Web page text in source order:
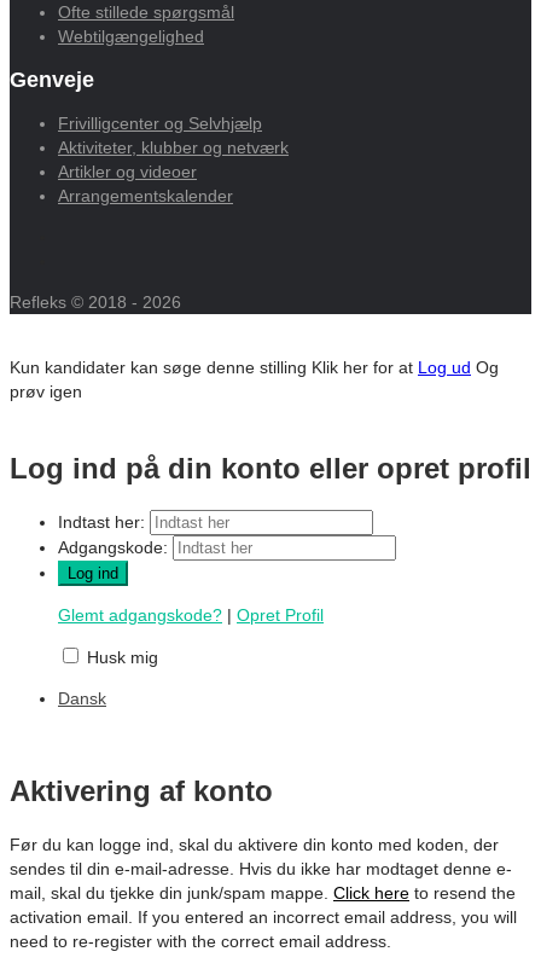
Ofte stillede spørgsmål
Webtilgængelighed
Genveje
Frivilligcenter og Selvhjælp
Aktiviteter, klubber og netværk
Artikler og videoer
Arrangementskalender
Refleks © 2018 - 2026
Kun kandidater kan søge denne stilling Klik her for at Log ud Og
prøv igen
Log ind på din konto eller opret profil
Indtast her:
Adgangskode:
Glemt adgangskode? | Opret Profil
Husk mig
Dansk
Aktivering af konto
Før du kan logge ind, skal du aktivere din konto med koden, der
sendes til din e-mail-adresse. Hvis du ikke har modtaget denne e-
mail, skal du tjekke din junk/spam mappe. Click here to resend the
activation email. If you entered an incorrect email address, you will
need to re-register with the correct email address.